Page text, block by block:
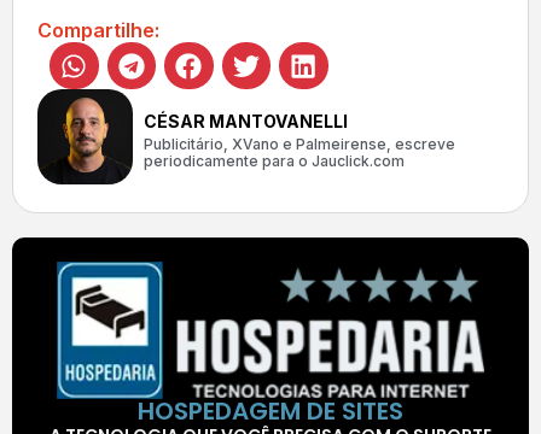
Compartilhe:
CÉSAR MANTOVANELLI
Publicitário, XVano e Palmeirense, escreve
periodicamente para o Jauclick.com
HOSPEDAGEM DE SITES